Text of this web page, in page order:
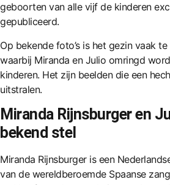
geboorten van alle vijf de kinderen
gepubliceerd.
Op bekende foto’s is het gezin vaak
waarbij Miranda en Julio omringd
kinderen. Het zijn beelden die een
uitstralen.
Miranda Rijnsburger en
bekend stel
Miranda Rijnsburger is een
van de wereldberoemde Spaanse